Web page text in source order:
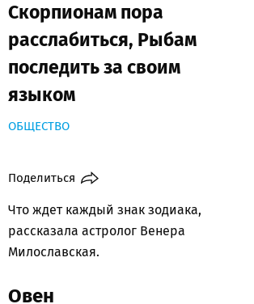
Скорпионам пора
расслабиться, Рыбам
последить за своим
языком
ОБЩЕСТВО
Поделиться
Что ждет каждый знак зодиака,
рассказала астролог Венера
Милославская.
Овен